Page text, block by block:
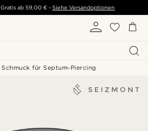
Gratis ab 59,00 € - Siehe Versandoptionen
Schmuck für Septum-Piercing